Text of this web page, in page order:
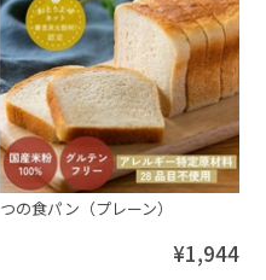
つの食パン（プレーン）
¥1,944